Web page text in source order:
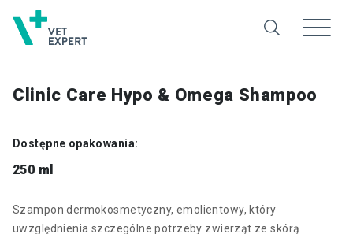
Clinic Care Hypo & Omega Shampoo
Dostępne opakowania:
250 ml
Szampon dermokosmetyczny, emolientowy, który
uwzględnienia szczególne potrzeby zwierząt ze skórą